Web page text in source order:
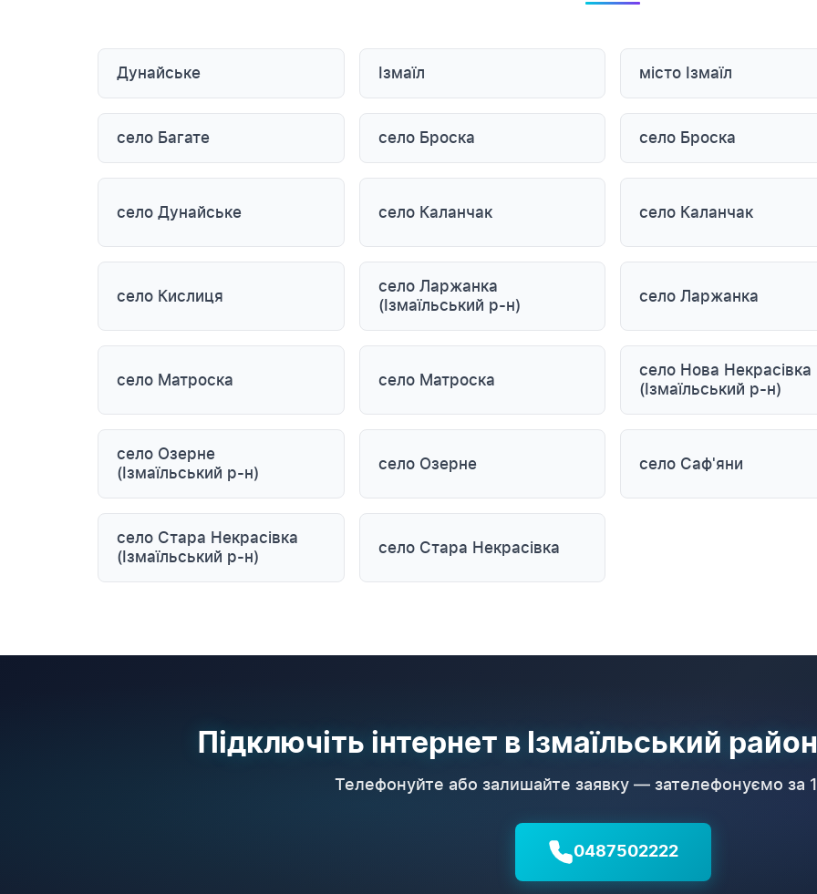
Дунайське Ізмаїл місто Ізмаїл
село Багате село Броска село Броска
село Дунайське село Каланчак село Каланчак
село Кислиця
село Ларжанка
(Ізмаїльський р-н)
село Ларжанка
село Матроска село Матроска
село Нова Некрасівка
(Ізмаїльський р-н)
село Озерне
(Ізмаїльський р-н)
село Озерне село Саф'яни
село Стара Некрасівка
(Ізмаїльський р-н)
село Стара Некрасівка
Підключіть інтернет в Ізмаїльський
Телефонуйте або залишайте заявку — зателефонуємо за
0487502222